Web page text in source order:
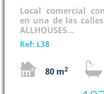
Local comercial
en una de las
ALLHOUSES...
Ref: L38
80 m2